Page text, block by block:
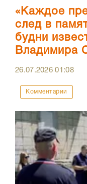
«Каждое
след в
будни
Владимира
26.07.202601:08
Комментарии